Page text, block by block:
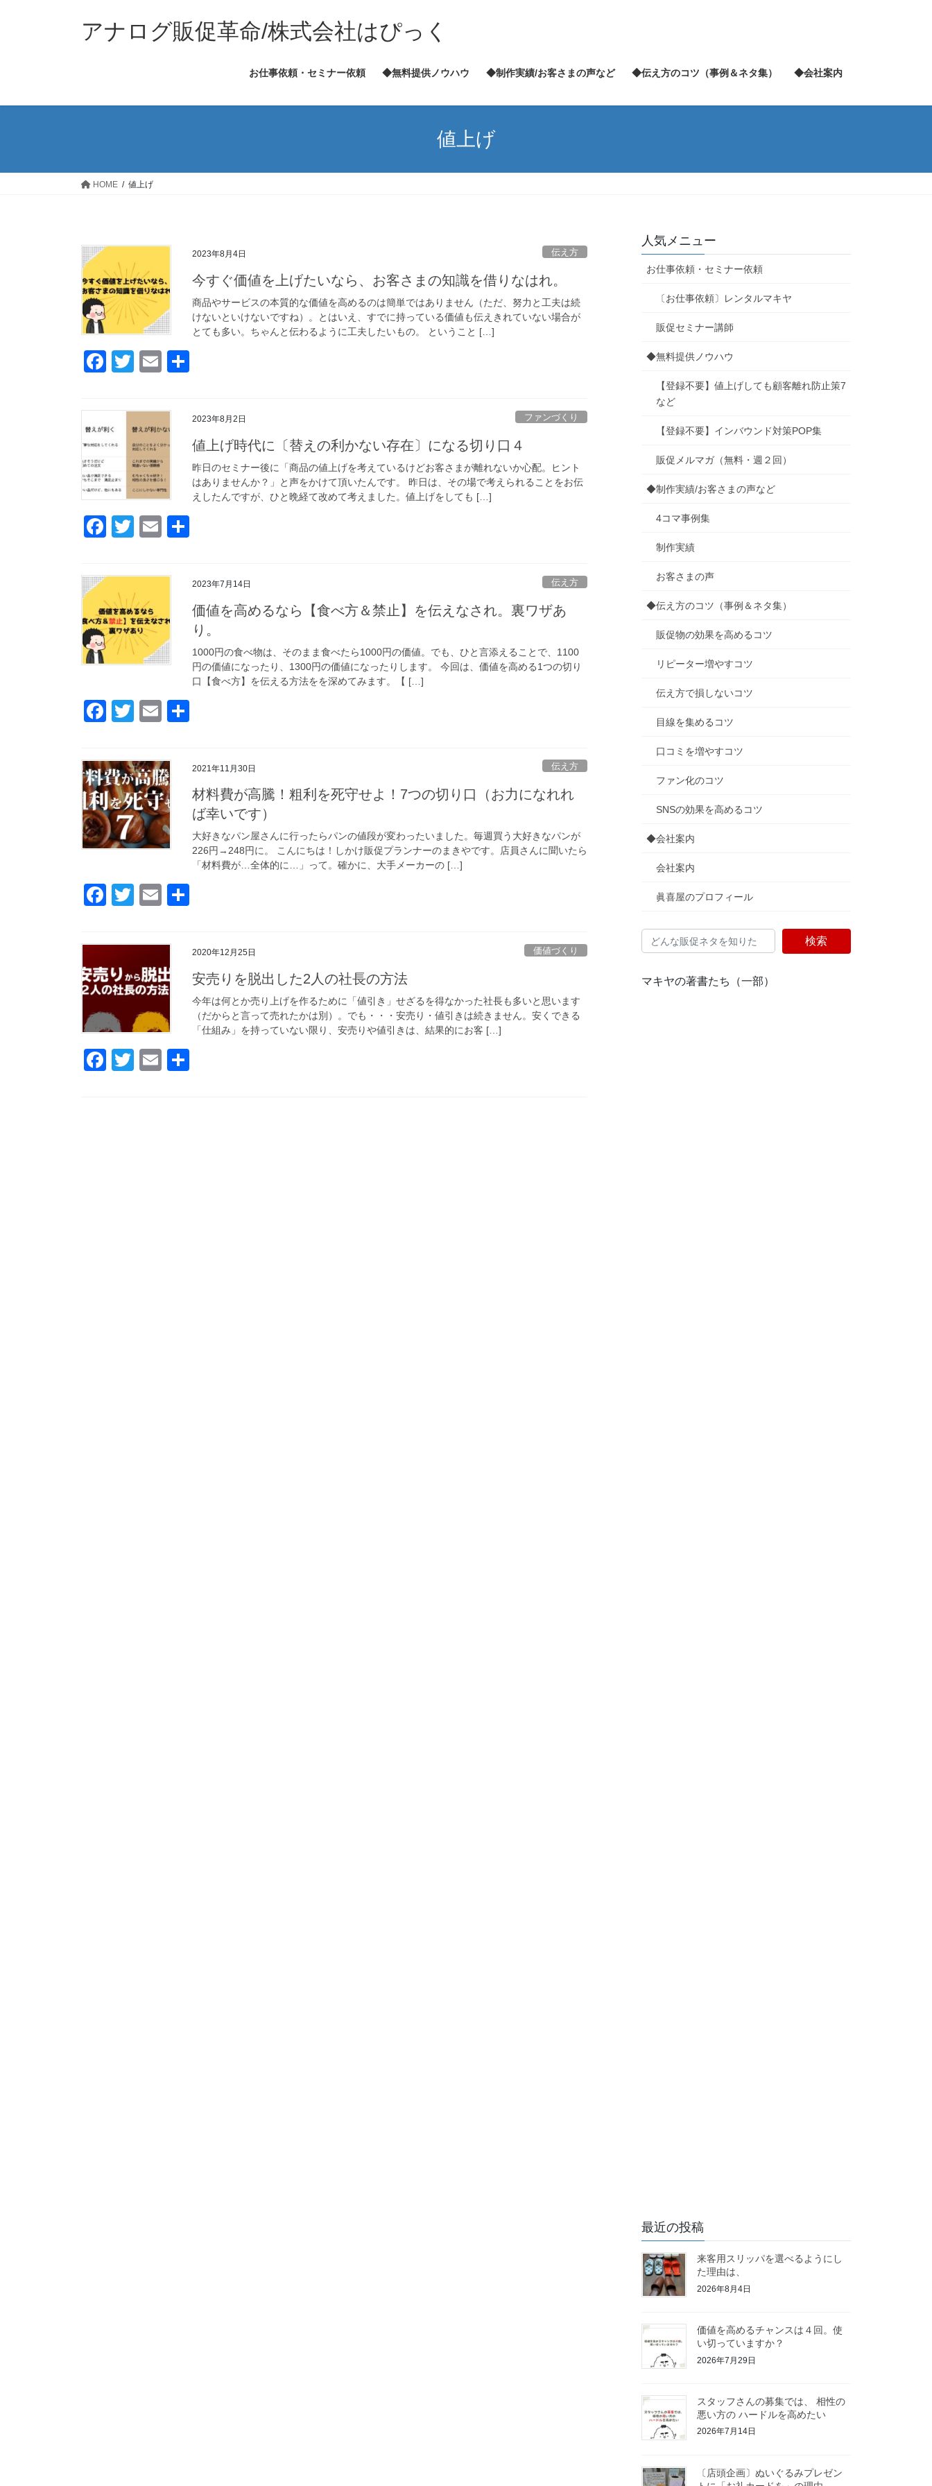
ス
ン
アナログ販促革命/株式会社はぴっく
お仕事依頼・セミナー依頼 ◆無料提供ノウハウ ◆制作実績/お客さまの声など ◆伝え方のコツ（事例＆ネタ集） ◆会社案内
値上げ
HOME 値上げ
2023年8月4日 伝え方
今すぐ価値を上げたいなら、お客さまの知識を借りなはれ。
商品やサービスの本質的な価値を高めるのは簡単ではありません（ただ、努力と工夫は続
けないといけないですね）。とはいえ、すでに持っている価値も伝えきれていない場合が
とても多い。ちゃんと伝わるように工夫したいもの。 ということ […]
F
c
e
b
o
o
k
T
tt
er
E
ail
2023年8月2日 ファンづくり
値上げ時代に〔替えの利かない存在〕になる切り口４
昨日のセミナー後に「商品の値上げを考えているけどお客さまが離れないか心配。ヒント
はありませんか？」と声をかけて頂いたんです。 昨日は、その場で考えられることをお伝
えしたんですが、ひと晩経て改めて考えました。値上げをしても […]
F
c
e
b
o
o
T
tt
er
E
ail
2023年7月14日 伝え方
価値を高めるなら【食べ方＆禁止】を伝えなされ。裏ワザあ
り。
1000円の食べ物は、そのまま食べたら1000円の価値。でも、ひと言添えることで、1100
円の価値になったり、1300円の価値になったりします。 今回は、価値を高める1つの切り
口【食べ方】を伝える方法をを深めてみます。【 […]
F
c
e
b
o
o
T
tt
er
E
ail
2021年11月30日 伝え方
材料費が高騰！粗利を死守せよ！7つの切り口（お力になれれ
ば幸いです）
大好きなパン屋さんに行ったらパンの値段が変わったいました。毎週買う大好きなパンが
226円→248円に。 こんにちは！しかけ販促プランナーのまきやです。店員さんに聞いたら
「材料費が…全体的に…」って。確かに、大手メーカーの […]
F
c
e
b
o
o
k
T
tt
er
E
ail
2020年12月25日 価値づくり
安売りを脱出した2人の社長の方法
今年は何とか売り上げを作るために「値引き」せざるを得なかった社長も多いと思います
（だからと言って売れたかは別）。でも・・・安売り・値引きは続きません。安くできる
「仕組み」を持っていない限り、安売りや値引きは、結果的にお客 […]
F
T
E
人気メニュー
お仕事依頼・セミナー依頼
〔お仕事依頼〕レンタルマキヤ
販促セミナー講師
◆無料提供ノウハウ
【登録不要】値上げしても顧客離れ防止策7
など
【登録不要】インバウンド対策POP集
販促メルマガ（無料・週２回）
◆制作実績/お客さまの声など
4コマ事例集
制作実績
お客さまの声
◆伝え方のコツ（事例＆ネタ集）
販促物の効果を高めるコツ
リピーター増やすコツ
伝え方で損しないコツ
目線を集めるコツ
口コミを増やすコツ
ファン化のコツ
SNSの効果を高めるコツ
◆会社案内
会社案内
眞喜屋のプロフィール
検索
マキヤの著書たち（一部）
最近の投稿
来客用スリッパを選べるようにし
た理由は、
2026年8月4日
価値を高めるチャンスは４回。使
い切っていますか？
2026年7月29日
スタッフさんの募集では、 相性の
悪い方の ハードルを高めたい
2026年7月14日
〔店頭企画〕ぬいぐるみプレゼン